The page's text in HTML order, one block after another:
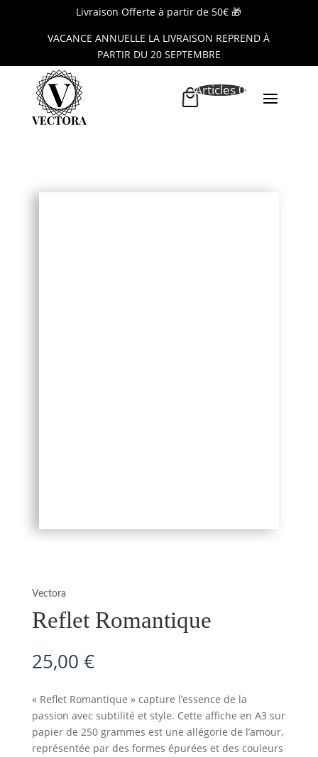
Livraison Offerte à partir de 50€ 🎁
VACANCE ANNUELLE LA LIVRAISON REPREND À
PARTIR DU 20 SEPTEMBRE
Articles 0
Vectora
Reflet Romantique
25,00 €
« Reflet Romantique » capture l’essence de la
passion avec subtilité et style. Cette affiche en A3 sur
papier de 250 grammes est une allégorie de l’amour,
représentée par des formes épurées et des couleurs